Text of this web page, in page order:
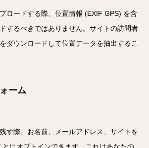
ロードする際、位置情報 (EXIF GPS) を含
するべきではありません。サイトの訪問者
ダウンロードして位置データを抽出するこ
ーム
す際、お名前、メールアドレス、サイトを